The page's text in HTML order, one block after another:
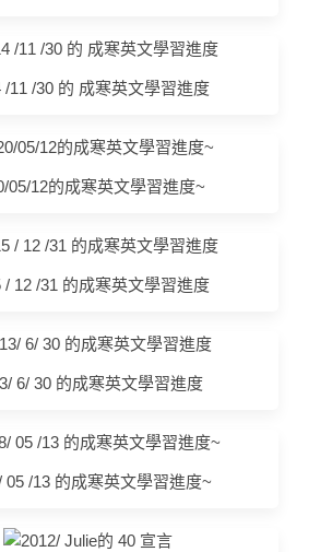
/11 /30 的 成寒英文學習進度
05/12的成寒英文學習進度~
/ 12 /31 的成寒英文學習進度
6/ 30 的成寒英文學習進度
05 /13 的成寒英文學習進度~